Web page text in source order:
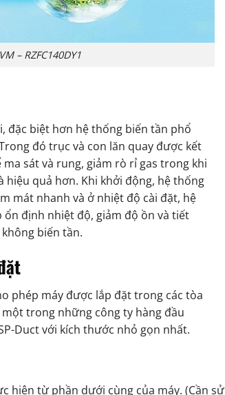
– RZFC140DY1
đặc biệt hơn hệ thống biến tần phổ
đó trục và con lăn quay được kết
sát và rung, giảm rò rỉ gas trong khi
hiệu quả hơn. Khi khởi động, hệ thống
mát nhanh và ở nhiệt độ cài đặt, hệ
ổn định nhiệt độ, giảm độ ồn và tiết
biến tần.
phép máy được lắp đặt trong các tòa
trong những công ty hàng đầu
Duct với kích thước nhỏ gọn nhất.
hiện từ phần dưới cùng của máy. (Cần sử